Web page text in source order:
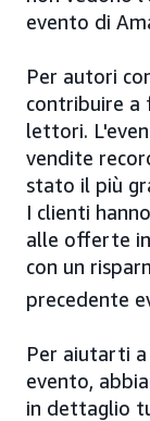
evento di
Per autori
contribuire a
lettori.
vendite
stato il più
I clienti
alle offerte
con un
precedente
Per aiutarti
evento,
in dettaglio